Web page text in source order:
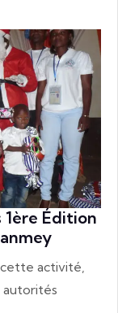
1ère Édition
activité,
autorités